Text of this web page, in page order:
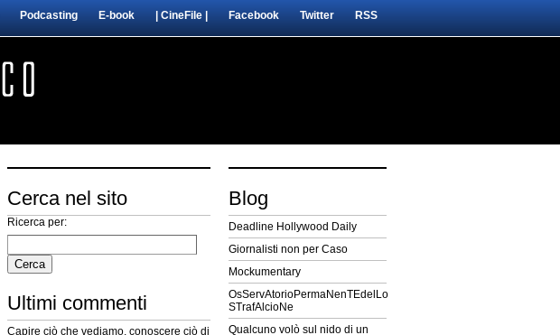
Podcasting E-book | CineFile | Facebook Twitter RSS
Cerca nel sito
Ricerca per:
Ultimi commenti
Capire ciò che vediamo, conoscere ciò di
Blog
Deadline Hollywood Daily
Giornalisti non per Caso
Mockumentary
OsServAtorioPermaNenTEdelLo
STrafAlcioNe
Qualcuno volò sul nido di un